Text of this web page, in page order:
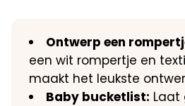
Ontwerp een
een wit rompertje en
maakt het leukste
Baby bucketlist: Laat